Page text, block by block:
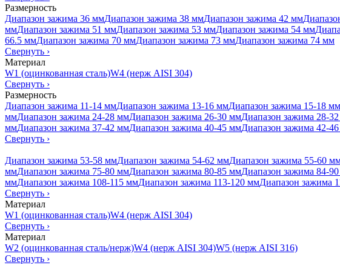
Размерность
Диапазон зажима 36 ммДиапазон зажима 38 ммДиапазон зажима 42 мм
ммДиапазон зажима 51 ммДиапазон зажима 53 ммДиапазон зажима 54 мм
66.5 ммДиапазон зажима 70 ммДиапазон зажима 73 ммДиапазон зажима 74 мм
Свернуть ›
Материал
W1 (оцинкованная сталь)W4 (нерж AISI 304)
Свернуть ›
Размерность
Диапазон зажима 11-14 ммДиапазон зажима 13-16 ммДиапазон зажима 15-18 мм
ммДиапазон зажима 24-28 ммДиапазон зажима 26-30 ммДиапазон зажима 28-
ммДиапазон зажима 37-42 ммДиапазон зажима 40-45 ммДиапазон зажима 42-
Свернуть ›
Диапазон зажима 53-58 ммДиапазон зажима 54-62 ммДиапазон зажима 55-60
ммДиапазон зажима 75-80 ммДиапазон зажима 80-85 ммДиапазон зажима 84-
ммДиапазон зажима 108-115 ммДиапазон зажима 113-120 ммДиапазон зажима
Свернуть ›
Материал
W1 (оцинкованная сталь)W4 (нерж AISI 304)
Свернуть ›
Материал
W2 (оцинкованная сталь/нерж)W4 (нерж AISI 304)W5 (нерж AISI 316)
Свернуть ›